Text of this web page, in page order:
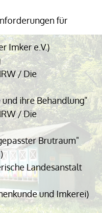
für
Imker e.V.)
/ Die
ihre Behandlung"
/ Die
Brutraum"
Landesanstalt
und Imkerei)